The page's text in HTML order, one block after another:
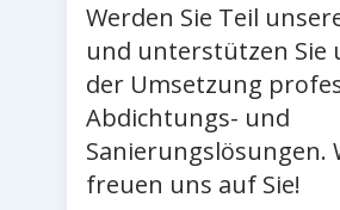
Werden Sie Teil
und unterstützen Sie
der Umsetzung
Abdichtungs- und
Sanierungslösungen.
freuen uns auf Sie!